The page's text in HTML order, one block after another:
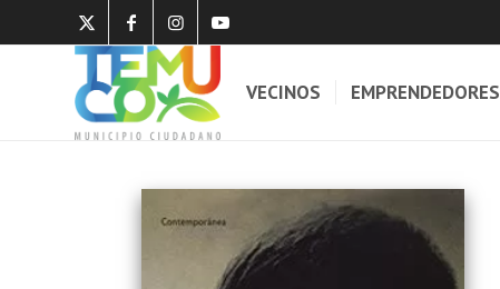
VECINOS EMPRENDEDORES